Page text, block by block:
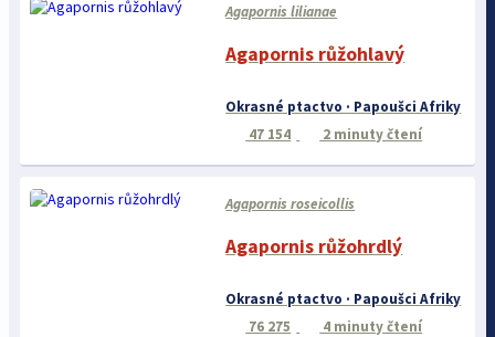
Agapornis lilianae
Agapornis růžohlavý
Okrasné ptactvo · Papoušci Afriky
47 154
2 minuty čtení
Agapornis roseicollis
Agapornis růžohrdlý
Okrasné ptactvo · Papoušci Afriky
76 275
4 minuty čtení